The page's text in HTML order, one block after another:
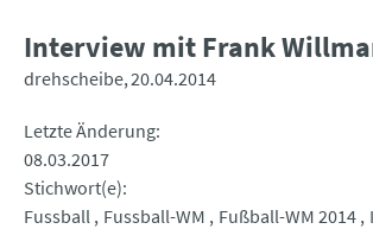
Interview mit Frank
drehscheibe 20.04.2014
Letzte Änderung
08.03.2017
Stichwort(e)
Fussball Fussball-WM Fußball-WM 2014